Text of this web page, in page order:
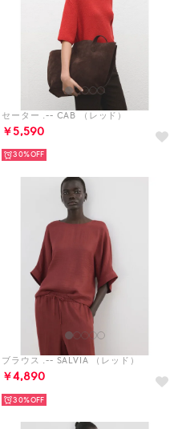
セーター .-- CAB （レッド）
￥5,590
30%
ブラウス .-- SALVIA （レッド）
￥4,890
30%